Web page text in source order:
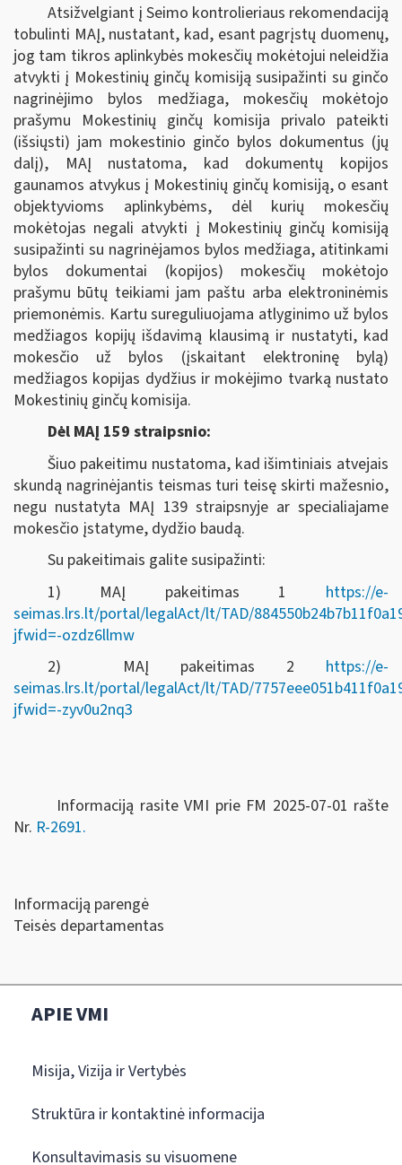
Atsižvelgiant į Seimo kontrolieriaus rekomendaciją
tobulinti MAĮ, nustatant, kad, esant pagrįstų duomenų,
jog tam tikros aplinkybės mokesčių mokėtojui neleidžia
atvykti į Mokestinių ginčų komisiją susipažinti su ginčo
nagrinėjimo bylos medžiaga, mokesčių mokėtojo
prašymu Mokestinių ginčų komisija privalo pateikti
(išsiųsti) jam mokestinio ginčo bylos dokumentus (jų
dalį), MAĮ nustatoma, kad dokumentų kopijos
gaunamos atvykus į Mokestinių ginčų komisiją, o esant
objektyvioms aplinkybėms, dėl kurių mokesčių
mokėtojas negali atvykti į Mokestinių ginčų komisiją
susipažinti su nagrinėjamos bylos medžiaga, atitinkami
bylos dokumentai (kopijos) mokesčių mokėtojo
prašymu būtų teikiami jam paštu arba elektroninėmis
priemonėmis. Kartu sureguliuojama atlyginimo už bylos
medžiagos kopijų išdavimą klausimą ir nustatyti, kad
mokesčio už bylos (įskaitant elektroninę bylą)
medžiagos kopijas dydžius ir mokėjimo tvarką nustato
Mokestinių ginčų komisija.
Dėl MAĮ 159 straipsnio:
Šiuo pakeitimu nustatoma, kad išimtiniais atvejais
skundą nagrinėjantis teismas turi teisę skirti mažesnio,
negu nustatyta MAĮ 139 straipsnyje ar specialiajame
mokesčio įstatyme, dydžio baudą.
Su pakeitimais galite susipažinti:
1) MAĮ pakeitimas 1 https://e-
seimas.lrs.lt/portal/legalAct/lt/TAD/
jfwid=-ozdz6llmw
2) MAĮ pakeitimas 2 https://e-
seimas.lrs.lt/portal/legalAct/lt/TAD/
jfwid=-zyv0u2nq3
Informaciją rasite VMI prie FM 2025-07-01 rašte
Nr. R-2691.
Informaciją parengė
Teisės departamentas
APIE VMI
Misija, Vizija ir Vertybės
Struktūra ir kontaktinė informacija
Konsultavimasis su visuomene